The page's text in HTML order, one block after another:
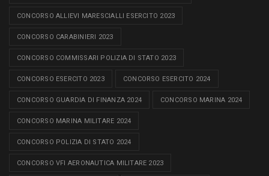
CONCORSO ALLIEVI MARESCIALLI ESERCITO 2023
CONCORSO CARABINIERI 2023
CONCORSO COMMISSARI POLIZIA DI STATO 2023
CONCORSO ESERCITO 2023 CONCORSO ESERCITO 2024
CONCORSO GUARDIA DI FINANZA 2024 CONCORSO MARINA 2024
CONCORSO MARINA MILITARE 2024
CONCORSO POLIZIA DI STATO 2024
CONCORSO VFI AERONAUTICA MILITARE 2023